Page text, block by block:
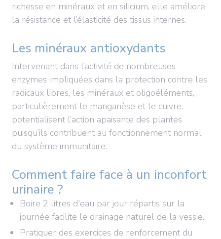
richesse en minéraux et en silicium, elle améliore
la résistance et l’élasticité des tissus internes.
Les minéraux antioxydants
Intervenant dans l’activité de nombreuses
enzymes impliquées dans la protection contre les
radicaux libres, les minéraux et oligoéléments,
particulièrement le manganèse et le cuivre,
potentialisent l’action apaisante des plantes
puisqu’ils contribuent au fonctionnement normal
du système immunitaire.
Comment faire face à un inconfort
urinaire ?
Boire 2 litres d'eau par jour répartis sur la
journée facilite le drainage naturel de la vessie.
Pratiquer des exercices de renforcement du